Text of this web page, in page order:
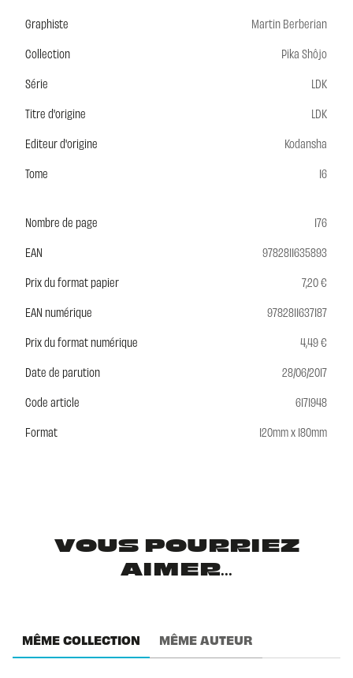
Graphiste
Martin Berberian
Collection
Pika Shôjo
Série
LDK
Titre d'origine
LDK
Editeur d'origine
Kodansha
Tome
16
Nombre de page
176
EAN
9782811635893
Prix du format papier
7,20 €
EAN numérique
9782811637187
Prix du format numérique
4,49 €
Date de parution
28/06/2017
Code article
6171948
Format
120mm x 180mm
VOUS POURRIEZ
AIMER...
MÊME COLLECTION MÊME AUTEUR